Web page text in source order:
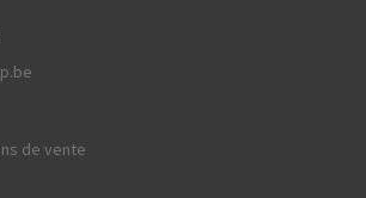
de vente